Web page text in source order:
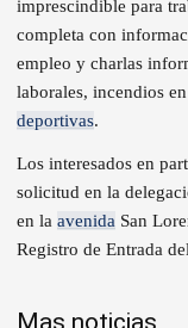
imprescindible para
completa con
empleo y charlas
laborales, incendios
deportivas.
Los interesados en
solicitud en la
en la avenida San
Registro de Entrada
Mas noticias